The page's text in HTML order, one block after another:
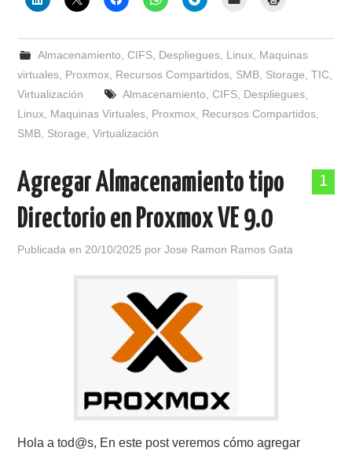
Almacenamiento CIFS, Despliegues, Linux, Maquinas
virtuales Proxmox Recursos Compartidos SMB Storage ,TIC
Virtualización
Almacenamiento CIFS, Despliegues,
Linux Maquinas Virtuales Proxmox Recursos Compartidos
SMB Storage ,Virtualización
1
Agregar Almacenamiento tipo
Directorio en Proxmox VE 9.0
Publicada en 20/10/2025 porJose Ramon Ramos Gata
Hola a tod@s, En este post veremos cómo agregar